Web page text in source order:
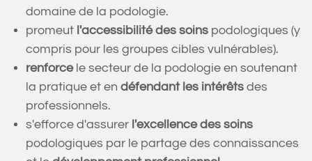
domaine de la podologie.
promeut l'accessibilité des soins podologiques (y
compris pour les groupes cibles vulnérables).
renforcele secteur de la podologie en soutenant
la pratique et en défendant les intérêts des
professionnels.
s'efforce d'assurer l'excellence des soins
podologiques par le partage des connaissances